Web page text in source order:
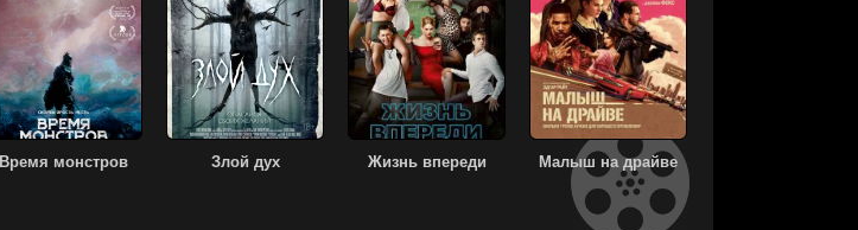
Время монстров Злой дух Жизнь впереди Малыш на драйве